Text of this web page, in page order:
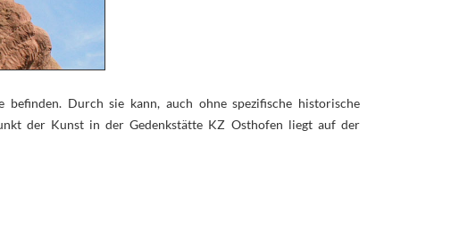
Durch sie kann, auch ohne spezifische historische
der Kunst in der Gedenkstätte KZ Osthofen liegt auf der